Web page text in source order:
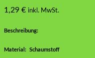
1,29 € inkl. MwSt.
Beschreibung:
Material: Schaumstoff